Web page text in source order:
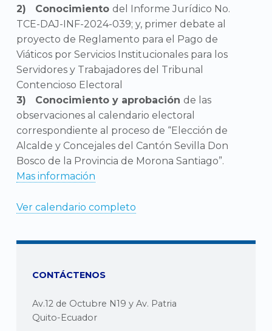
Conocimiento del Informe Jurídico No.
TCE-DAJ-INF-2024-039; y, primer debate al
proyecto de Reglamento para el Pago de
Viáticos por Servicios Institucionales para los
Servidores y Trabajadores del Tribunal
Contencioso Electoral
Conocimiento y aprobación de las
observaciones al calendario electoral
correspondiente al proceso de “Elección de
Alcalde y Concejales del Cantón Sevilla Don
Bosco de la Provincia de Morona Santiago”.
Mas información
Ver calendario completo
CONTÁCTENOS
Av.12 de Octubre N19 y Av. Patria
Quito-Ecuador